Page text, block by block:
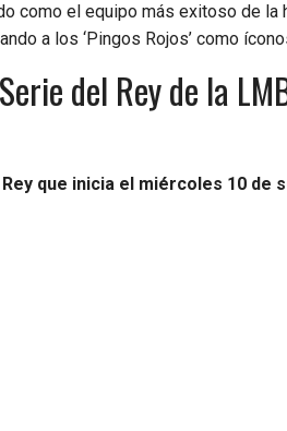
como el equipo más exitoso de
a los ‘Pingos Rojos’ como
del Rey de la
que inicia el miércoles 10 de